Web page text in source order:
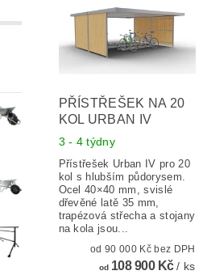
PŘÍSTŘEŠEK NA 20
KOL URBAN IV
3 - 4 týdny
Přístřešek Urban IV pro 20
kol s hlubším půdorysem.
Ocel 40×40 mm, svislé
dřevěné latě 35 mm,
trapézová střecha a stojany
na kola jsou...
od 90 000 Kč bez DPH
od108 900 Kč/ ks